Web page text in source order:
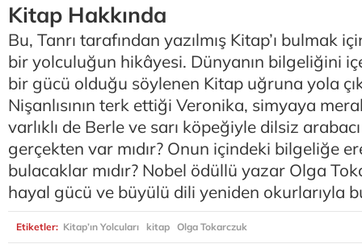
Kitap Hakkında
Bu, Tanrı tarafından yazılmış Kitap’ı bulmak
bir yolculuğun hikâyesi. Dünyanın bilgeliğini
bir gücü olduğu söylenen Kitap uğruna yola
Nişanlısının terk ettiği Veronika, simyaya
varlıklı de Berle ve sarı köpeğiyle dilsiz
gerçekten var mıdır? Onun içindeki bilgeliğe
bulacaklar mıdır? Nobel ödüllü yazar Olga
hayal gücü ve büyülü dili yeniden okurlarıyla
Etiketler: Kitap’ın Yolcuları kitap Olga Tokarczuk